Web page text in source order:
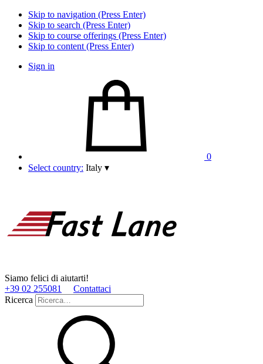
Skip to navigation (Press Enter)
Skip to search (Press Enter)
Skip to course offerings (Press Enter)
Skip to content (Press Enter)
Sign in
0
Select country: Italy ▾
Siamo felici di aiutarti!
+39 02 255081
Contattaci
Ricerca